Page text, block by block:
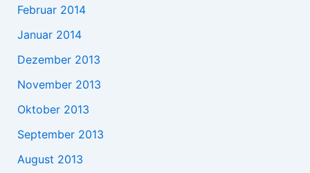
Februar 2014
Januar 2014
Dezember 2013
November 2013
Oktober 2013
September 2013
August 2013